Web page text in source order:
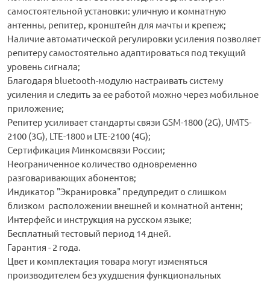
самостоятельной установки: уличную и комнатную
антенны, репитер, кронштейн для мачты и крепеж;
Наличие автоматической регулировки усиления позволяет
репитеру самостоятельно адаптироваться под текущий
уровень сигнала;
Благодаря bluetooth-модулю настраивать систему
усиления и следить за ее работой можно через мобильное
приложение;
Репитер усиливает стандарты связи GSM-1800 (2G), UMTS-
2100 (3G), LTE-1800 и LTE-2100 (4G);
Сертификация Минкомсвязи России;
Неограниченное количество одновременно
разговаривающих абонентов;
Индикатор "Экранировка" предупредит о слишком
близком расположении внешней и комнатной антенн;
Интерфейс и инструкция на русском языке;
Бесплатный тестовый период 14 дней.
Гарантия - 2 года.
Цвет и комплектация товара могут изменяться
производителем без ухудшения функциональных